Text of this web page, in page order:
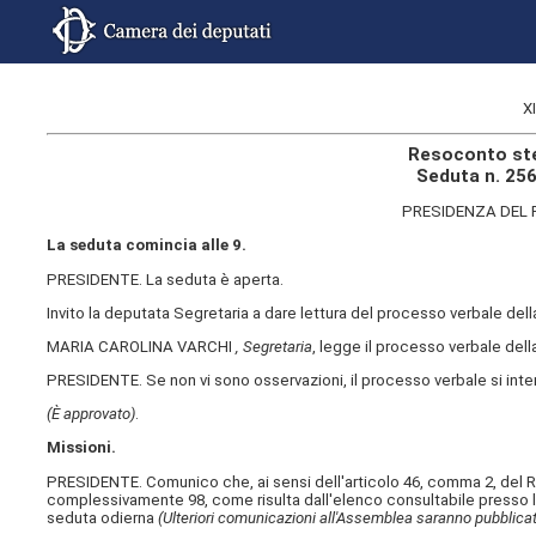
Resoconto
Seduta n.
PRESIDENZA DEL
La seduta comincia alle 9.
PRESIDENTE. La seduta è aperta.
Invito la deputata Segretaria a dare lettura del processo verbale
MARIA CAROLINA VARCHI
, Segretaria , legge il processo verbale
PRESIDENTE. Se non vi sono osservazioni, il processo verbale si
(È approvato).
Missioni.
PRESIDENTE. Comunico che, ai sensi dell'articolo 46, comma 2,
complessivamente 98, come risulta dall'elenco consultabile presso
seduta odierna(Ulteriori comunicazioni all'Assemblea saranno